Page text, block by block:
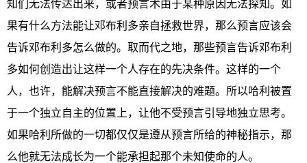
知们无法传达出来，或者预言术由于某种原因无法探知。如
果有什么方法能让邓布利多亲自拯救世界，那么预言应该会
告诉邓布利多怎么做的。取而代之地，那些预言告诉邓布利
多如何创造出让这样一个人存在的先决条件。这样的一个
人，也许，能解决预言不能直接解决的难题。所以哈利被置
于一个独立自主的位置上，让他不受预言引导地独立思考。
如果哈利所做的一切都仅仅是遵从预言所给的神秘指示，那
么他就无法成长为一个能承担起那个未知使命的人。